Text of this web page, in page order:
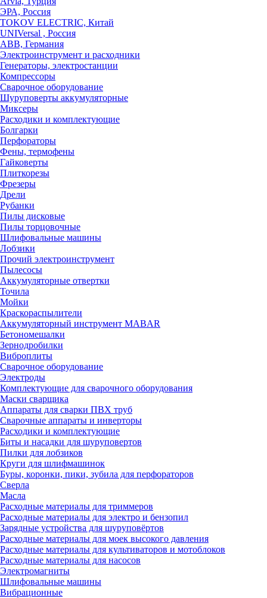
ЭРА, Россия
TOKOV ELECTRIC, Китай
UNIVersal , Россия
ABB, Германия
Электроинструмент и расходники
Генераторы, электростанции
Компрессоры
Сварочное оборудование
Шуруповерты аккумуляторные
Миксеры
Расходики и комплектующие
Болгарки
Перфораторы
Фены, термофены
Гайковерты
Плиткорезы
Фрезеры
Дрели
Рубанки
Пилы дисковые
Пилы торцовочные
Шлифовальные машины
Лобзики
Прочий электроинструмент
Пылесосы
Аккумуляторные отвертки
Точила
Мойки
Краскораспылители
Аккумуляторный инструмент MABAR
Бетономешалки
Зернодробилки
Виброплиты
Сварочное оборудование
Электроды
Комплектующие для сварочного оборудования
Маски сварщика
Аппараты для сварки ПВХ труб
Сварочные аппараты и инверторы
Расходики и комплектующие
Биты и насадки для шуруповертов
Пилки для лобзиков
Круги для шлифмашинок
Буры, коронки, пики, зубила для перфораторов
Сверла
Масла
Расходные материалы для триммеров
Расходные материалы для электро и бензопил
Зарядные устройства для шуруповёртов
Расходные материалы для моек высокого давления
Расходные материалы для культиваторов и мотоблоков
Расходные материалы для насосов
Электромагниты
Шлифовальные машины
Вибрационные